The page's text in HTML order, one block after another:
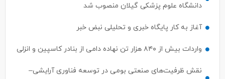
دانشگاه علوم پزشکی گیلان منصوب شد
آغاز به کار پایگاه خبری و تحلیلی نبض خبر
واردات بیش از ۸۴۰ هزار تن نهاده دامی از بنادر كاسپین و انزلی
نقش ظرفیت‌های صنعتی بومی در توسعه فناوری آرایشی–